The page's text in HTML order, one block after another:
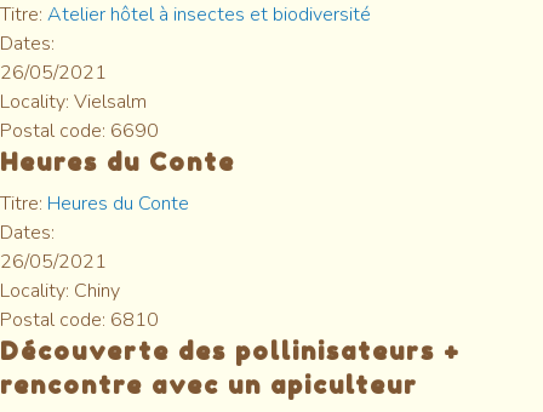
Titre: Atelier hôtel à insectes et biodiversité
Dates:
26/05/2021
Locality: Vielsalm
Postal code: 6690
Heures du Conte
Titre: Heures du Conte
Dates:
26/05/2021
Locality: Chiny
Postal code: 6810
Découverte des pollinisateurs +
rencontre avec un apiculteur